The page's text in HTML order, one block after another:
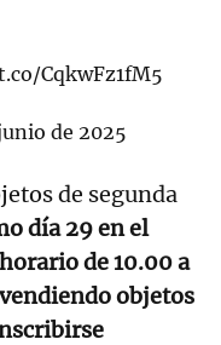
CqkwFz1fM5
de 2025
de segunda
día 29 en el
de 10.00 a
objetos